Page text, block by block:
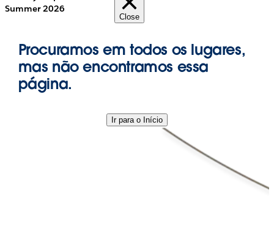
Summer 2026
Close
Procuramos em todos os lugares,
mas não encontramos essa
página.
Ir para o Início